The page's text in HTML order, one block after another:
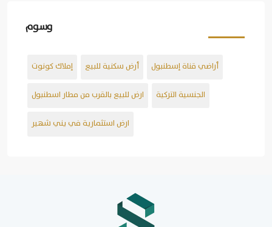
وسوم
أراضي قناة إسطنبول أرض سكنية للبيع إملاك كونوت
الجنسية التركية ارض للبيع بالقرب من مطار اسطنبول
ارض استثمارية في يني شهير